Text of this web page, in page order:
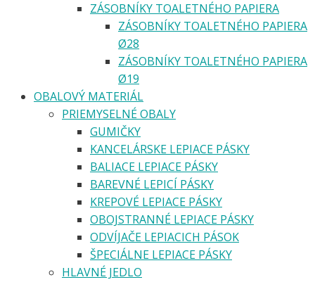
ZÁSOBNÍKY TOALETNÉHO PAPIERA
ZÁSOBNÍKY TOALETNÉHO PAPIERA
Ø28
ZÁSOBNÍKY TOALETNÉHO PAPIERA
Ø19
OBALOVÝ MATERIÁL
PRIEMYSELNÉ OBALY
GUMIČKY
KANCELÁRSKE LEPIACE PÁSKY
BALIACE LEPIACE PÁSKY
BAREVNÉ LEPICÍ PÁSKY
KREPOVÉ LEPIACE PÁSKY
OBOJSTRANNÉ LEPIACE PÁSKY
ODVÍJAČE LEPIACICH PÁSOK
ŠPECIÁLNE LEPIACE PÁSKY
HLAVNÉ JEDLO